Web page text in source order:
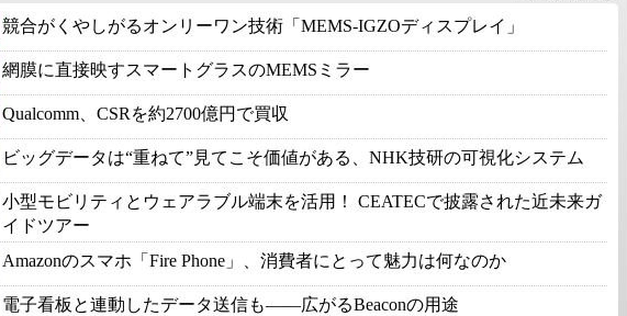
競合がくやしがるオンリーワン技術「MEMS-IGZOディスプレイ」
網膜に直接映すスマートグラスのMEMSミラー
Qualcomm、CSRを約2700億円で買収
ビッグデータは“重ねて”見てこそ価値がある、NHK技研の可視化システム
小型モビリティとウェアラブル端末を活用！ CEATECで披露された近未来ガ
イドツアー
Amazonのスマホ「Fire Phone」、消費者にとって魅力は何なのか
電子看板と連動したデータ送信も――広がるBeaconの用途